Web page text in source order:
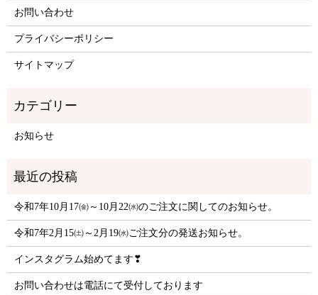
お問い合わせ
プライバシーポリシー
サイトマップ
お知らせ
令和7年10月17㈮～10月22㈬のご注文に関してのお知らせ。
令和7年2月15㈯～2月19㈬ご注文分の発送お知らせ。
インスタグラム始めてます❣
お問い合わせは電話にて受付しております